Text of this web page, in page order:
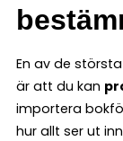
En av de
är att du kan
importera
hur allt ser ut